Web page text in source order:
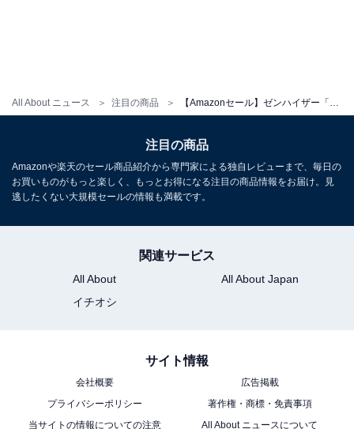
All About ニュース 注目の商品
【Amazon.co.jp限定カラー】ゼンハイザー sennheiser
ホン ブラックコッパー 高性能ドライバー ノイズキャンセ
リング 60時間再生 タッチパネル 低遅延 aptX Adaptive
マルチポイント 【国内正規品】
Amazonで見る
注目の商品
Amazonや楽天のセール商品紹介から専門家による独自レビューまで、毎日の
お買いものがもっと楽しく、もっとお得になる注目の商品情報をお届け。見
逃したくない大規模セールの情報も満載です。
関連サービス
All About
All About Japan
イチオシ
サイト情報
会社概要
広告掲載
プライバシーポリシー
著作権・商標・免責事項
当サイトの情報についての注意
All About ニュースについて